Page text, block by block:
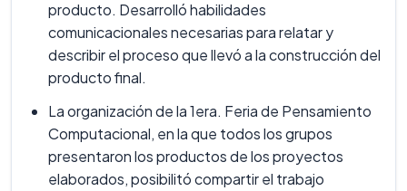
producto. Desarrolló habilidades
comunicacionales necesarias para relatar y
describir el proceso que llevó a la construcción del
producto final.
La organización de la 1era. Feria de Pensamiento
Computacional, en la que todos los grupos
presentaron los productos de los proyectos
elaborados, posibilitó compartir el trabajo